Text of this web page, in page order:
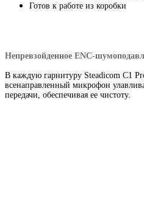
Готов к работе из коробки
Непревзойденное ENC-
В каждую гарнитуру Steadicom C1
всенаправленный микрофон
передачи обеспечивая ее чистоту.